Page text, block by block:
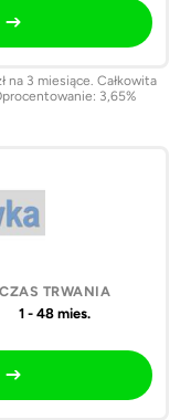
na 3 miesiące. Całkowita
3,65%
1 - 48 mies.